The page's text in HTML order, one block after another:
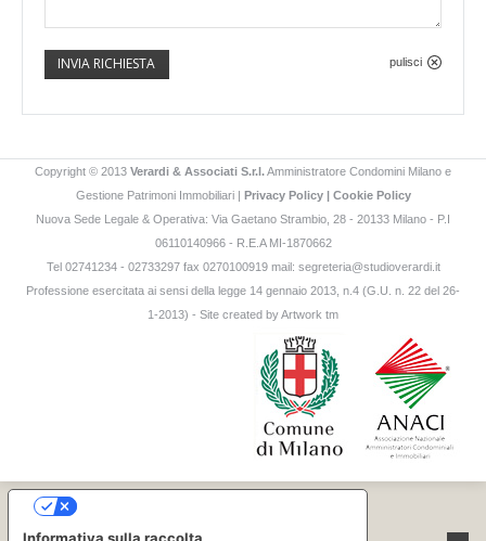
INVIA RICHIESTA pulisci
Copyright © 2013 Verardi & Associati S.r.l.Amministratore Condomini Milano e
Gestione Patrimoni Immobiliari | Privacy Policy| Cookie Policy
Nuova Sede Legale & Operativa: Via Gaetano Strambio, 28 - 20133 Milano - P.I
06110140966 - R.E.A MI-1870662
Tel 02741234 - 02733297 fax 0270100919 mail: segreteria@studioverardi.it
Professione esercitata ai sensi della legge 14 gennaio 2013, n.4 (G.U. n. 22 del 26-
1-2013) - Site created byArtwork tm
Le tue preferenze relative alla privacy